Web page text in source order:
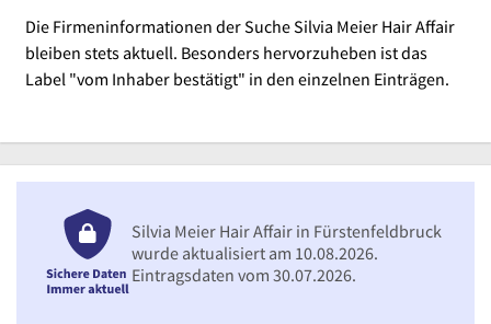
Die Firmeninformationen der Suche Silvia Meier Hair Affair
bleiben stets aktuell. Besonders hervorzuheben ist das
Label "vom Inhaber bestätigt" in den einzelnen Einträgen.
Silvia Meier Hair Affair in Fürstenfeldbruck
wurde aktualisiert am 10.08.2026.
Eintragsdaten vom 30.07.2026.